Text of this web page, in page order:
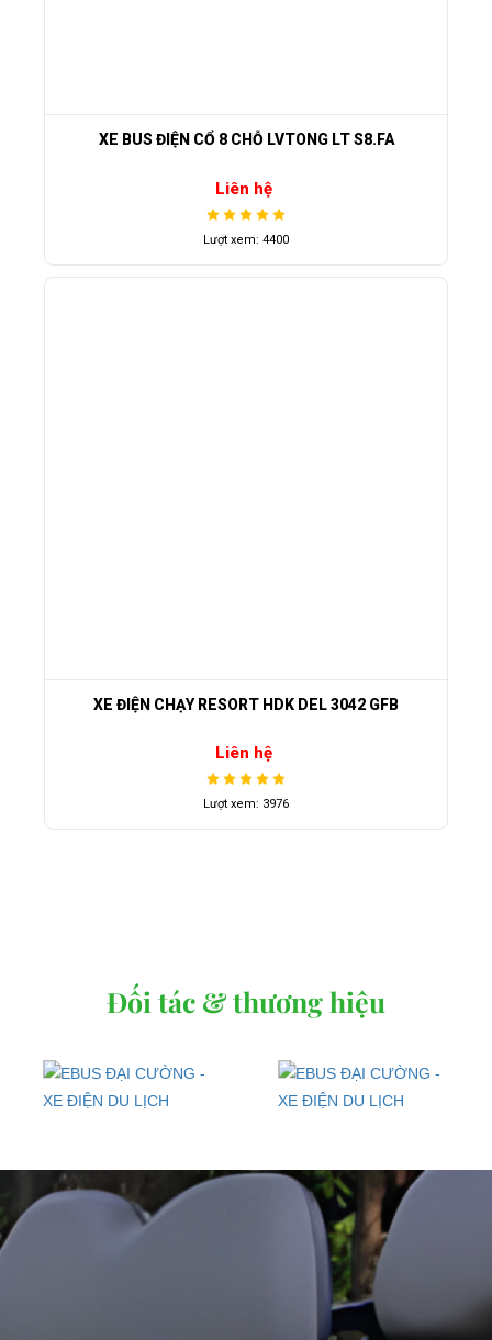
XE BUS ĐIỆN CỔ 8 CHỖ LVTONG LT S8.FA
Liên hệ
Lượt xem: 4400
XE ĐIỆN CHẠY RESORT HDK DEL 3042 GFB
Liên hệ
Lượt xem: 3976
Đối tác & thương hiệu